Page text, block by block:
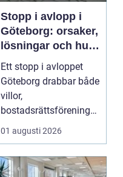
Stopp i avlopp i
Göteborg: orsaker,
lösningar och hur
problem kan
undvikas
Ett stopp i avloppet
Göteborg drabbar både
villor,
bostadsrättsföreningar
och h...
01 augusti 2026